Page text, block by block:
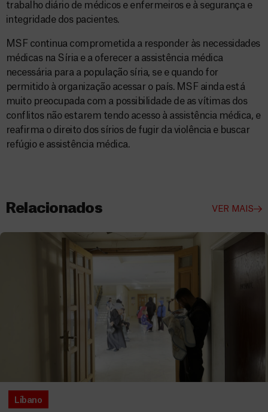
trabalho diário de médicos e enfermeiros e à segurança e
integridade dos pacientes.
MSF continua comprometida a responder às necessidades
médicas na Síria e a oferecer a assistência médica
necessária para a população síria, se e quando for
permitido à organização acessar o país. MSF ainda está
muito preocupada com a possibilidade de as vítimas dos
conflitos não estarem tendo acesso à assistência médica, e
reafirma o direito dos sírios de fugir da violência e buscar
refúgio e assistência médica.
Relacionados VER MAIS
Líbano